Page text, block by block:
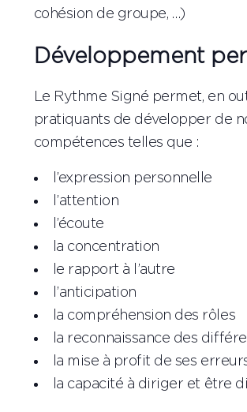
cohésion de groupe, …)
Développement
Le Rythme Signé permet, en
pratiquants de développer de
compétences telles que :
l’expression personnelle
l’attention
l’écoute
la concentration
le rapport à l’autre
l’anticipation
la compréhension des rôles
la reconnaissance des
la mise à profit de ses
la capacité à diriger et être